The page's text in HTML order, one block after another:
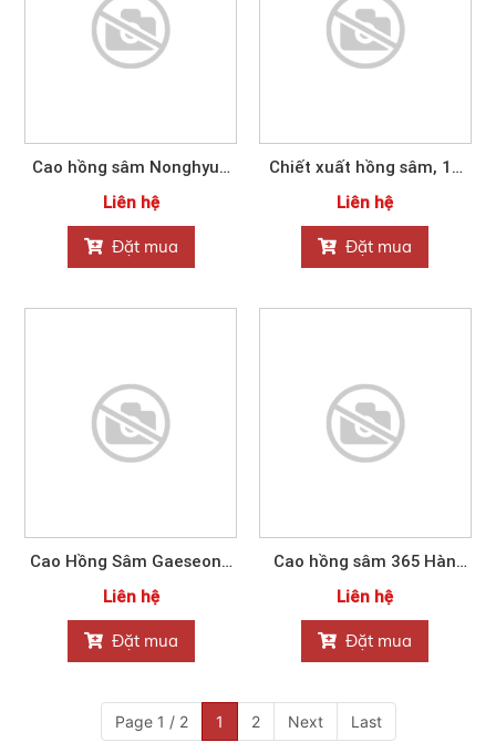
Cao hồng sâm Nonghyup
Hàn Quốc 240gram
Liên hệ
Đặt mua
Chiết xuất hồng sâm, 16
gói 700g
Liên hệ
Đặt mua
Cao Hồng Sâm Gaeseong
Ginseng Nonghyup 24 gói
1200g
Liên hệ
Đặt mua
Cao hồng sâm 365 Hàn
Quốc NONGHUYP
Liên hệ
Đặt mua
Page 1 / 2 1 2 Next Last